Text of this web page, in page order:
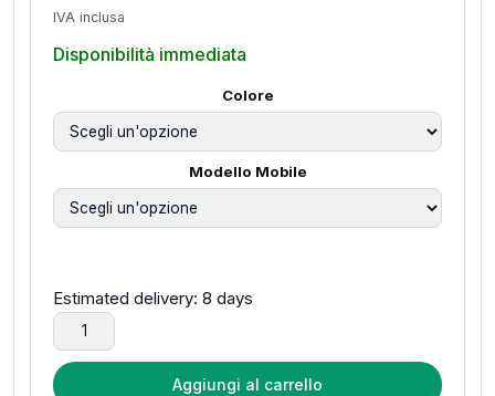
IVA inclusa
Disponibilità immediata
Colore
Modello Mobile
Estimated delivery: 8 days
Cover Magnetica Silicone Liquido Per Iphone 14 Plus 13
Aggiungi al carrello